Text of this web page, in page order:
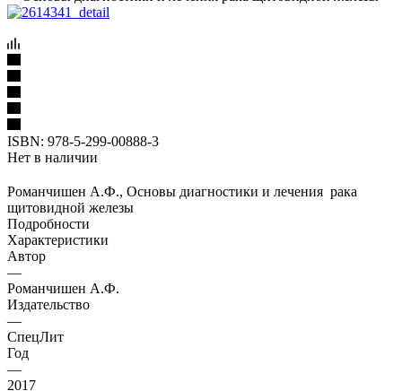
ISBN: 978-5-299-00888-3
Нет в наличии
Романчишен А.Ф., Основы диагностики и лечения рака
щитовидной железы
Подробности
Характеристики
Автор
—
Романчишен А.Ф.
Издательство
—
СпецЛит
Год
—
2017